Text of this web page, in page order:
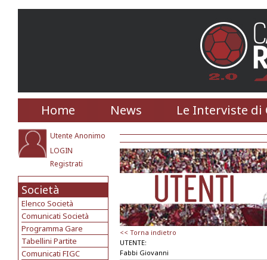
Home News Le Interviste di
Utente Anonimo
LOGIN
Registrati
Società
Elenco Società
Comunicati Società
Programma Gare
Tabellini Partite
Comunicati FIGC
<< Torna indietro
UTENTE:
Fabbi Giovanni